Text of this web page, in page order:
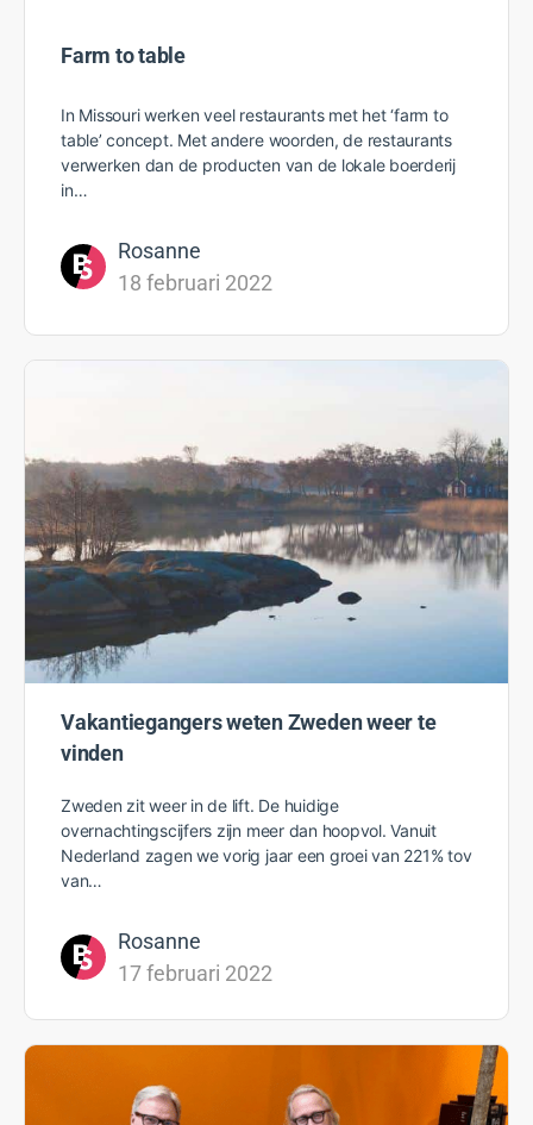
Farm to table
In Missouri werken veel restaurants met het ‘farm to
table’ concept. Met andere woorden, de restaurants
verwerken dan de producten van de lokale boerderij
in…
Rosanne
18 februari 2022
Vakantiegangers weten Zweden weer te
vinden
Zweden zit weer in de lift. De huidige
overnachtingscijfers zijn meer dan hoopvol. Vanuit
Nederland zagen we vorig jaar een groei van 221% tov
van…
Rosanne
17 februari 2022